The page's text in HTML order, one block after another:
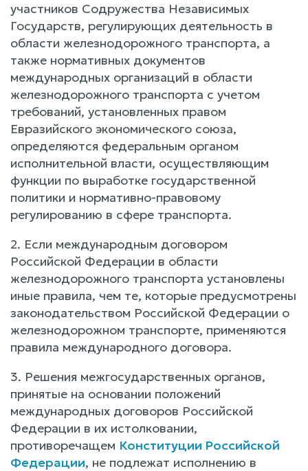
участников Содружества Независимых
Государств, регулирующих деятельность в
области железнодорожного транспорта, а
также нормативных документов
международных организаций в области
железнодорожного транспорта с учетом
требований, установленных правом
Евразийского экономического союза,
определяются федеральным органом
исполнительной власти, осуществляющим
функции по выработке государственной
политики и нормативно-правовому
регулированию в сфере транспорта.
2. Если международным договором
Российской Федерации в области
железнодорожного транспорта установлены
иные правила, чем те, которые предусмотрены
законодательством Российской Федерации о
железнодорожном транспорте, применяются
правила международного договора.
3. Решения межгосударственных органов,
принятые на основании положений
международных договоров Российской
Федерации в их истолковании,
противоречащем Конституции Российской
Федерации, не подлежат исполнению в